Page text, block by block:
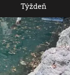
Týždeň